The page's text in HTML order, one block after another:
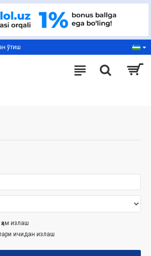
ўтиш
излаш
ичидан излаш